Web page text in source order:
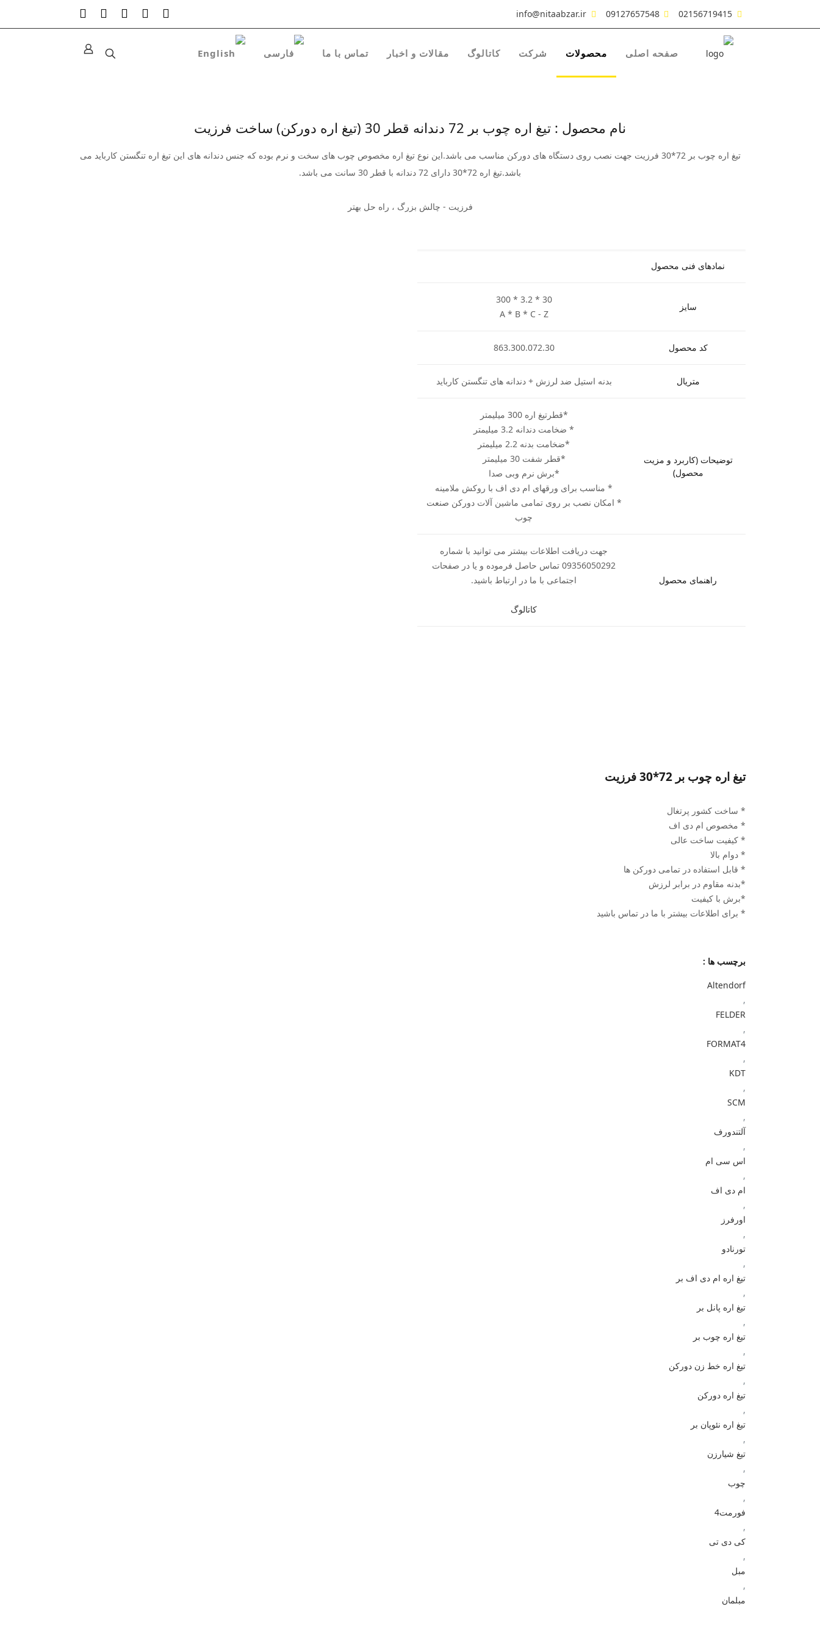
02156719415
09127657548
info@nitaabzar.ir
صفحه اصلی محصولات شرکت کاتالوگ مقالات و اخبار تماس با ما
نام محصول : تیغ اره چوب بر 72 دندانه قطر 30 (تیغ اره دورکن) ساخت فرزیت
تیغ اره چوب بر 72*30 فرزیت جهت نصب روی دستگاه های دورکن مناسب می باشد.این نوع تیغ اره مخصوص چوب های سخت و نرم بوده که جنس دندانه های این تیغ اره تنگستن کارباید می
باشد.تیغ اره 72*30 دارای 72 دندانه با قطر 30 سانت می باشد.
فرزیت - چالش بزرگ ، راه حل بهتر
نمادهای فنی محصول
سایز
300 * 3.2 * 30
A * B * C - Z
کد محصول 863.300.072.30
متریال بدنه استیل ضد لرزش + دندانه های تنگستن کارباید
توضیحات (کاربرد و مزیت
محصول)
*قطرتیغ اره 300 میلیمتر
* ضخامت دندانه 3.2 میلیمتر
*ضخامت بدنه 2.2 میلیمتر
*قطر شفت 30 میلیمتر
*برش نرم وبی صدا
* مناسب برای ورقهای ام دی اف با روکش ملامینه
* امکان نصب بر روی تمامی ماشین آلات دورکن صنعت
چوب
راهنمای محصول
جهت دریافت اطلاعات بیشتر می توانید با شماره
09356050292 تماس حاصل فرموده و یا در صفحات
اجتماعی با ما در ارتباط باشید.
کاتالوگ
تیغ اره چوب بر 72*30 فرزیت
* ساخت کشور پرتغال
* مخصوص ام دی اف
* کیفیت ساخت عالی
* دوام بالا
* قابل استفاده در تمامی دورکن ها
*بدنه مقاوم در برابر لرزش
*برش با کیفیت
* برای اطلاعات بیشتر با ما در تماس باشید
برچسب ها :
Altendorf
,
FELDER
,
FORMAT4
,
KDT
,
SCM
,
آلتندورف
,
اس سی ام
,
ام دی اف
,
اورفرز
,
تورنادو
,
تیغ اره ام دی اف بر
,
تیغ اره پانل بر
,
تیغ اره چوب بر
,
تیغ اره خط زن دورکن
,
تیغ اره دورکن
,
تیغ اره نئوپان بر
,
تیغ شیارزن
,
چوب
,
فورمت4
,
کی دی تی
,
مبل
,
مبلمان